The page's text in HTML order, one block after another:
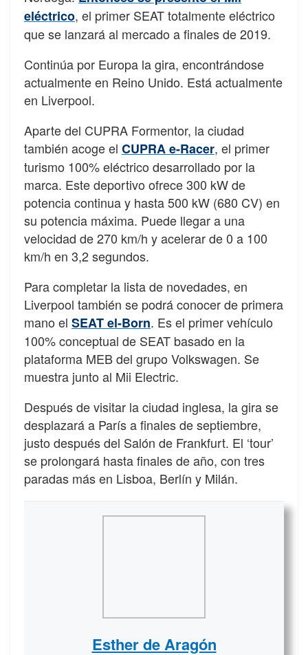
eléctrico, el primer SEAT totalmente eléctrico
que se lanzará al mercado a finales de 2019.
Continúa por Europa la gira, encontrándose
actualmente en Reino Unido. Está actualmente
en Liverpool.
Aparte del CUPRA Formentor, la ciudad
también acoge el CUPRA e-Racer, el primer
turismo 100% eléctrico desarrollado por la
marca. Este deportivo ofrece 300 kW de
potencia continua y hasta 500 kW (680 CV) en
su potencia máxima. Puede llegar a una
velocidad de 270 km/h y acelerar de 0 a 100
km/h en 3,2 segundos.
Para completar la lista de novedades, en
Liverpool también se podrá conocer de primera
mano el SEAT el-Born. Es el primer vehículo
100% conceptual de SEAT basado en la
plataforma MEB del grupo Volkswagen. Se
muestra junto al Mii Electric.
Después de visitar la ciudad inglesa, la gira se
desplazará a París a finales de septiembre,
justo después del Salón de Frankfurt. El ‘tour’
se prolongará hasta finales de año, con tres
paradas más en Lisboa, Berlín y Milán.
Esther de Aragón